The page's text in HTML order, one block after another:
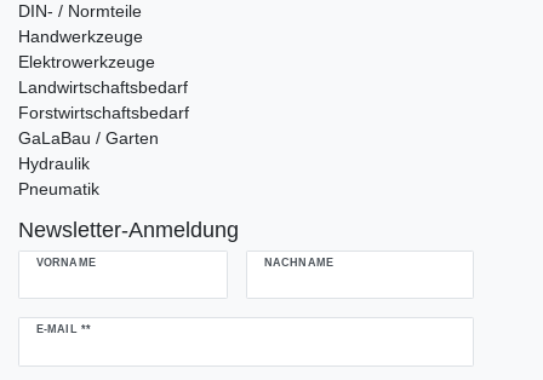
DIN- / Normteile
Handwerkzeuge
Elektrowerkzeuge
Landwirtschaftsbedarf
Forstwirtschaftsbedarf
GaLaBau / Garten
Hydraulik
Pneumatik
Newsletter-Anmeldung
VORNAME NACHNAME
E-MAIL **
Newsletter